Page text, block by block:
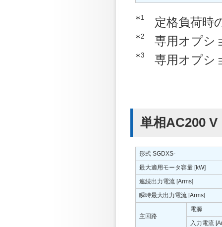
∗1 定格負荷時
∗2 専用オプシ
∗3 専用オプシ
単相AC200 V
形式 SGDXS-
最大適用モータ容量 [kW]
連続出力電流 [Arms]
瞬時最大出力電流 [Arms]
主回路
電源
入力電流